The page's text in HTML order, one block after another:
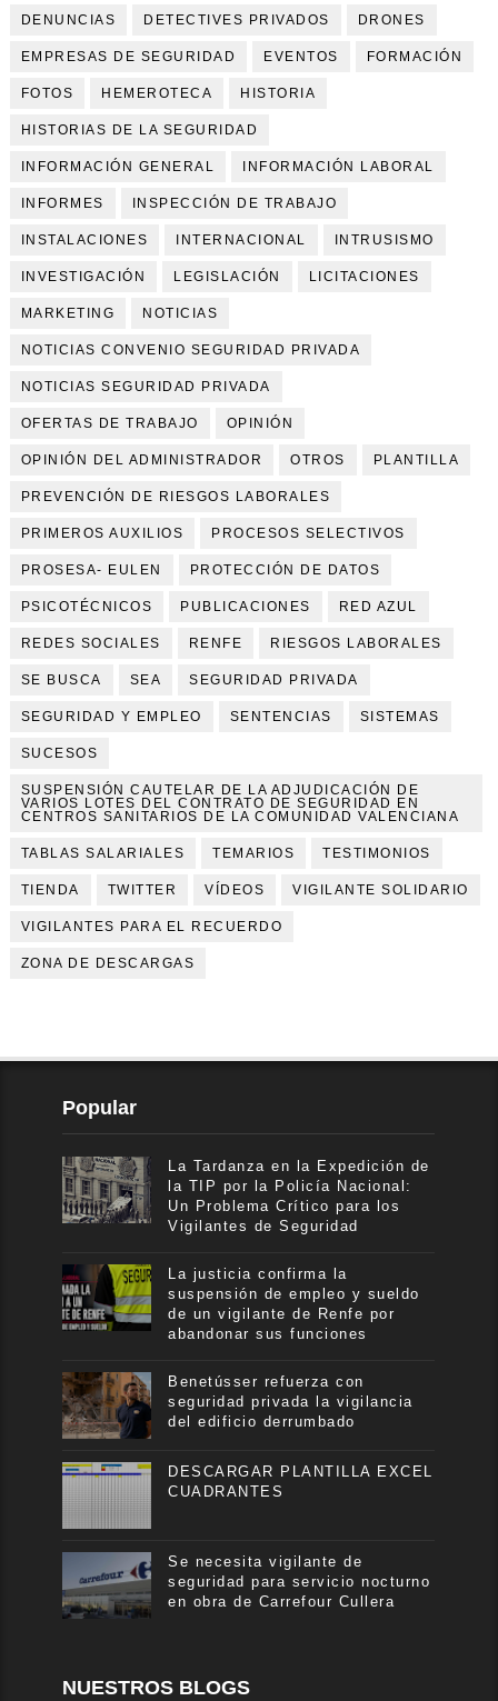
DENUNCIAS DETECTIVES PRIVADOS DRONES
EMPRESAS DE SEGURIDAD EVENTOS FORMACIÓN
FOTOS HEMEROTECA HISTORIA
HISTORIAS DE LA SEGURIDAD
INFORMACIÓN GENERAL INFORMACIÓN LABORAL
INFORMES INSPECCIÓN DE TRABAJO
INSTALACIONES INTERNACIONAL INTRUSISMO
INVESTIGACIÓN LEGISLACIÓN LICITACIONES
MARKETING NOTICIAS
NOTICIAS CONVENIO SEGURIDAD PRIVADA
NOTICIAS SEGURIDAD PRIVADA
OFERTAS DE TRABAJO OPINIÓN
OPINIÓN DEL ADMINISTRADOR OTROS PLANTILLA
PREVENCIÓN DE RIESGOS LABORALES
PRIMEROS AUXILIOS PROCESOS SELECTIVOS
PROSESA- EULEN PROTECCIÓN DE DATOS
PSICOTÉCNICOS PUBLICACIONES RED AZUL
REDES SOCIALES RENFE RIESGOS LABORALES
SE BUSCA SEA SEGURIDAD PRIVADA
SEGURIDAD Y EMPLEO SENTENCIAS SISTEMAS
SUCESOS
SUSPENSIÓN CAUTELAR DE LA ADJUDICACIÓN DE
VARIOS LOTES DEL CONTRATO DE SEGURIDAD EN
CENTROS SANITARIOS DE LA COMUNIDAD VALENCIANA
TABLAS SALARIALES TEMARIOS TESTIMONIOS
TIENDA TWITTER VÍDEOS VIGILANTE SOLIDARIO
VIGILANTES PARA EL RECUERDO
ZONA DE DESCARGAS
Popular
La Tardanza en la Expedición de
la TIP por la Policía Nacional:
Un Problema Crítico para los
Vigilantes de Seguridad
La justicia confirma la
suspensión de empleo y sueldo
de un vigilante de Renfe por
abandonar sus funciones
Benetússer refuerza con
seguridad privada la vigilancia
del edificio derrumbado
DESCARGAR PLANTILLA EXCEL
CUADRANTES
Se necesita vigilante de
seguridad para servicio nocturno
en obra de Carrefour Cullera
NUESTROS BLOGS